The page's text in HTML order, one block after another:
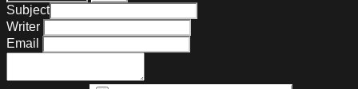
Subject
Writer
Email